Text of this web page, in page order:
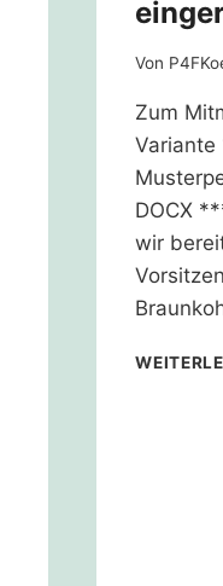
Von
Zum
Variante
DOCX
wir